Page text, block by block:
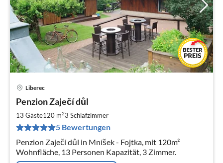
Liberec
Penzion Zaječí důl
13 Gäste120 m23 Schlafzimmer
5 Bewertungen
Penzion Zaječí důl in Mníšek - Fojtka, mit 120m²
Wohnfläche, 13 Personen Kapazität, 3 Zimmer.